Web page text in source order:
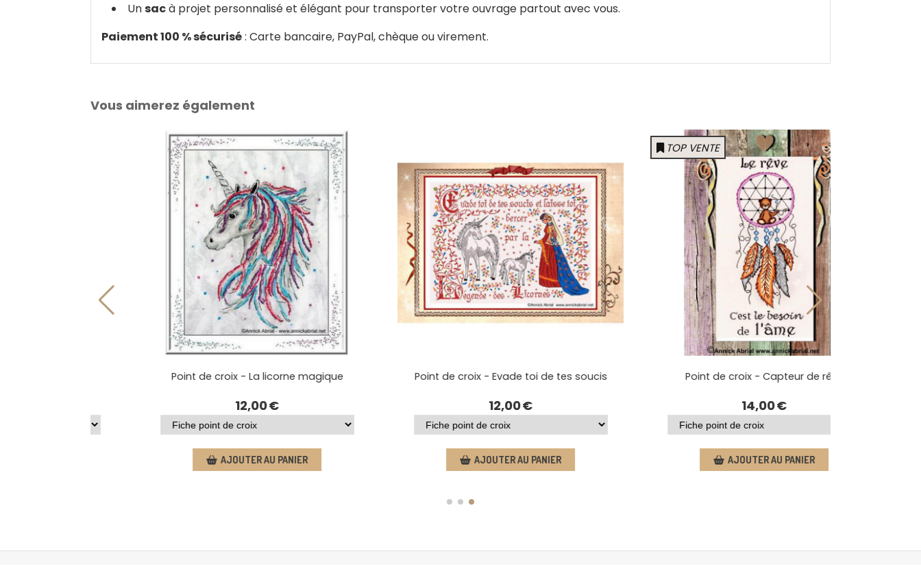
Unsacà projet personnalisé et élégant pour transporter votre ouvrage partout avec vous.
Paiement 100 % sécurisé: Carte bancaire, PayPal, chèque ou virement.
Vous aimerez également
Point de croix - La licorne magique
12,00€
AJOUTER AU PANIER
Point de croix - Evade toi de tes soucis
12,00€
AJOUTER AU PANIER
Point de croix - Capteur de rêve
14,00€
AJOUTER AU PANIER
TOP VENTE